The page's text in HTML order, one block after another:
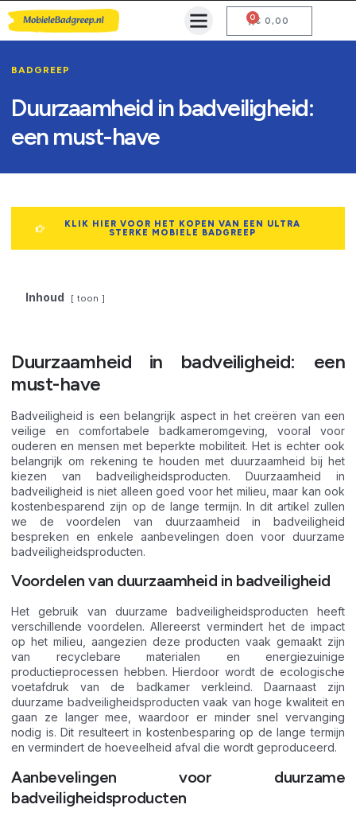
€ 0,00
0
BADGREEP
Duurzaamheid in badveiligheid:
een must-have
KLIK HIER VOOR HET KOPEN VAN EEN ULTRA
STERKE MOBIELE BADGREEP
Inhoud toon
Duurzaamheid in badveiligheid: een
must-have
Badveiligheid is een belangrijk aspect in het creëren van een
veilige en comfortabele badkameromgeving, vooral voor
ouderen en mensen met beperkte mobiliteit. Het is echter ook
belangrijk om rekening te houden met duurzaamheid bij het
kiezen van badveiligheidsproducten. Duurzaamheid in
badveiligheid is niet alleen goed voor het milieu, maar kan ook
kostenbesparend zijn op de lange termijn. In dit artikel zullen
we de voordelen van duurzaamheid in badveiligheid
bespreken en enkele aanbevelingen doen voor duurzame
badveiligheidsproducten.
Voordelen van duurzaamheid in badveiligheid
Het gebruik van duurzame badveiligheidsproducten heeft
verschillende voordelen. Allereerst vermindert het de impact
op het milieu, aangezien deze producten vaak gemaakt zijn
van recyclebare materialen en energiezuinige
productieprocessen hebben. Hierdoor wordt de ecologische
voetafdruk van de badkamer verkleind. Daarnaast zijn
duurzame badveiligheidsproducten vaak van hoge kwaliteit en
gaan ze langer mee, waardoor er minder snel vervanging
nodig is. Dit resulteert in kostenbesparing op de lange termijn
en vermindert de hoeveelheid afval die wordt geproduceerd.
Aanbevelingen voor duurzame
badveiligheidsproducten